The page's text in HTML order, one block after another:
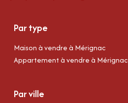
Par type
Maison à vendre à Mérignac
Appartement à vendre à Mérignac
Par ville